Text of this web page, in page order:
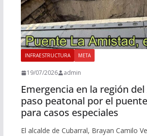
INFRAESTRUCTURA META
19/07/2026 admin
Emergencia en la región
paso peatonal por el
para casos especiales
El alcalde de Cubarral, Brayan Camilo